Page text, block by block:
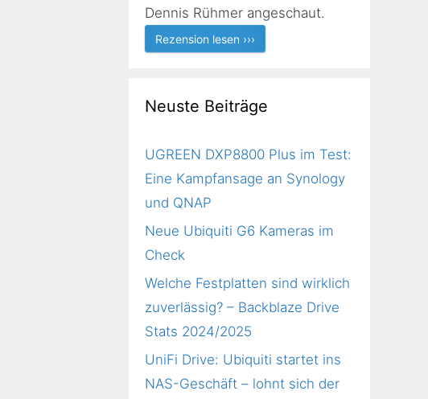
Dennis Rühmer angeschaut.
Rezension lesen ›››
Neuste Beiträge
UGREEN DXP8800 Plus im Test:
Eine Kampfansage an Synology
und QNAP
Neue Ubiquiti G6 Kameras im
Check
Welche Festplatten sind wirklich
zuverlässig? – Backblaze Drive
Stats 2024/2025
UniFi Drive: Ubiquiti startet ins
NAS-Geschäft – lohnt sich der